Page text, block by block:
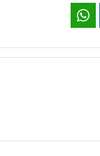
LinkedIn